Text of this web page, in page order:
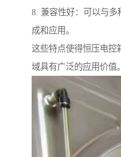
8. 兼容性好：可以与
成和应用。
这些特点使得恒压电控
域具有广泛的应用价值。